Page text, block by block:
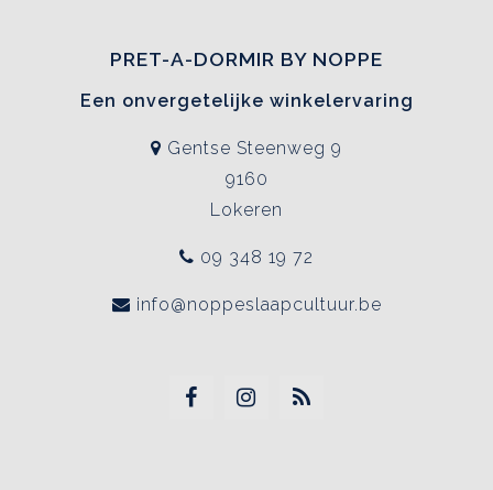
PRET-A-DORMIR BY NOPPE
Een onvergetelijke winkelervaring
Gentse Steenweg 9
9160
Lokeren
09 348 19 72
info@noppeslaapcultuur.be